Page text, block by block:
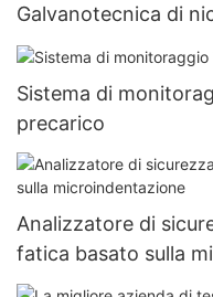
Galvanotecnica di
Sistema di
precarico
Analizzatore di
fatica basato sulla